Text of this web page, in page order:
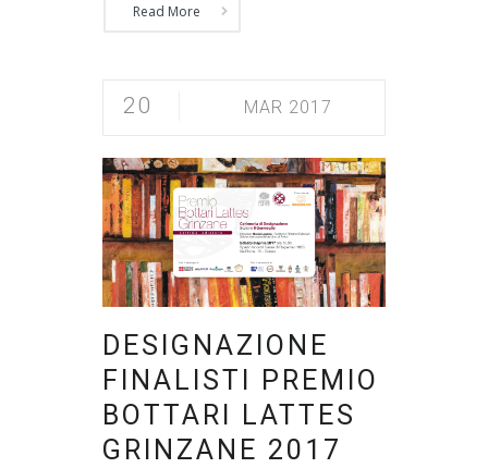
Read More
20 MAR 2017
DESIGNAZIONE
FINALISTI PREMIO
BOTTARI LATTES
GRINZANE 2017